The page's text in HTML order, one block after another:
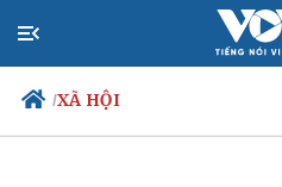
/XÃ HỘI